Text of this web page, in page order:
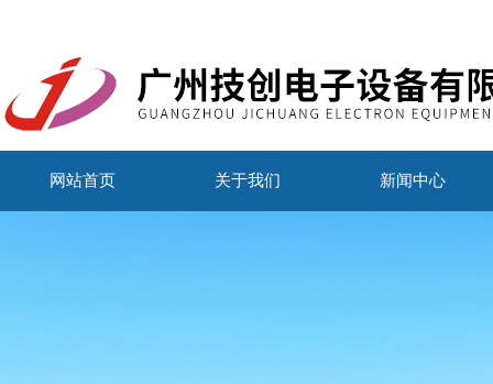
网站首页 关于我们 新闻中心